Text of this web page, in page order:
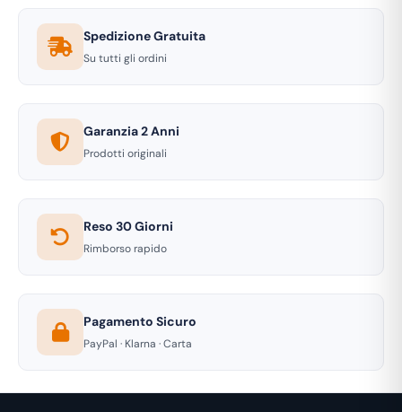
Spedizione Gratuita
Su tutti gli ordini
Garanzia 2 Anni
Prodotti originali
Reso 30 Giorni
Rimborso rapido
Pagamento Sicuro
PayPal · Klarna · Carta